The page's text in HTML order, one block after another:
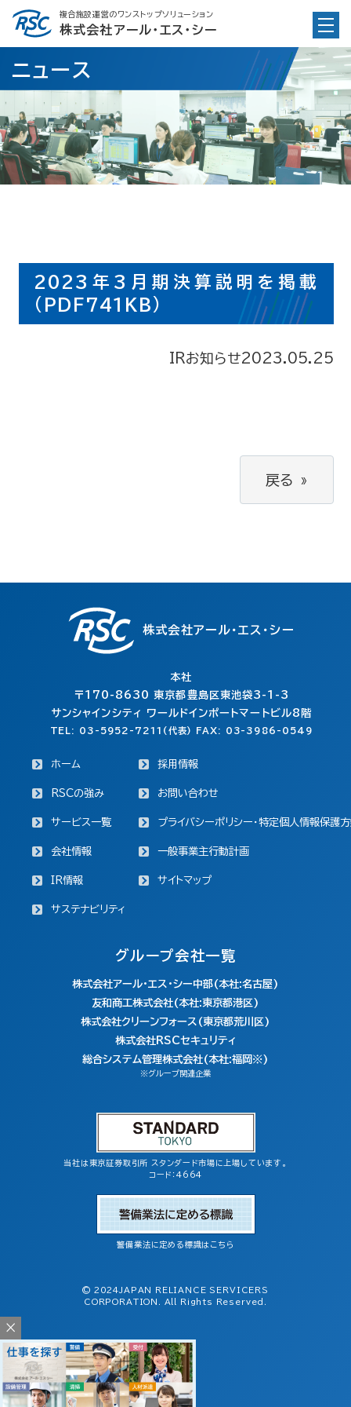
Skip
content
複合施設運営のワンストップソリューション
株式会社アール・エス・シー
ニュース
2023年3月期決算説明を掲載
(PDF741KB)
IRお知らせ2023.05.25
戻る »
×
株式会社アール・エス・シー
本社
〒170-8630東京都豊島区東池袋3-1-3
サンシャインシティ ワールドインポートマートビル8階
TEL: 03-5952-7211(代表) FAX: 03-3986-0549
ホーム
RSCの強み
サービス一覧
会社情報
IR情報
サステナビリティ
採用情報
お問い合わせ
プライバシーポリシー・特定個人情報保護
一般事業主行動計画
サイトマップ
グループ会社一覧
株式会社アール・エス・シー中部(本社:名古屋)
友和商工株式会社(本社:東京都港区)
株式会社クリーンフォース(東京都荒川区)
株式会社RSCセキュリティ
総合システム管理株式会社(本社:福岡※)
※グループ関連企業
当社は東京証券取引所 スタンダード市場に上場しています。
コード：4664
警備業法に定める標識はこちら
© 2024JAPAN RELIANCE SERVICERS
CORPORATION. All Rights Reserved.